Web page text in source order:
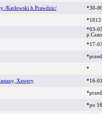
/Karłowski h.Prawdzic/ *30-
*1813
*03-
*17-
*
Xawery *16-
*po